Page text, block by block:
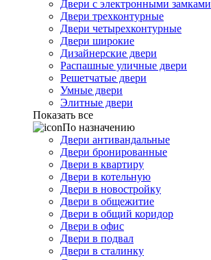
Двери с электронными замками
Двери трехконтурные
Двери четырехконтурные
Двери широкие
Дизайнерские двери
Распашные уличные двери
Решетчатые двери
Умные двери
Элитные двери
Показать все
По назначению
Двери антивандальные
Двери бронированные
Двери в квартиру
Двери в котельную
Двери в новостройку
Двери в общежитие
Двери в общий коридор
Двери в офис
Двери в подвал
Двери в сталинку